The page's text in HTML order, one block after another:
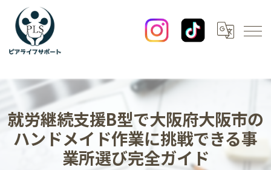
就労継続支援B型で大阪府大阪市の
ハンドメイド作業に挑戦できる事
業所選び完全ガイド